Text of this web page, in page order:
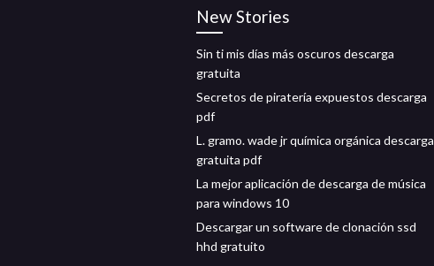
New Stories
Sin ti mis días más oscuros descarga
gratuita
Secretos de piratería expuestos descarga
pdf
L. gramo. wade jr química orgánica descarga
gratuita pdf
La mejor aplicación de descarga de música
para windows 10
Descargar un software de clonación ssd
hhd gratuito